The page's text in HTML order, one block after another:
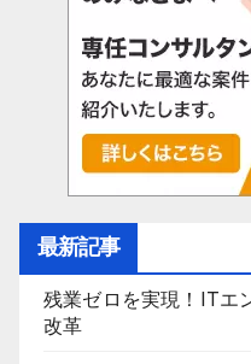
最新記事
残業ゼロを実現！ITエ
改革